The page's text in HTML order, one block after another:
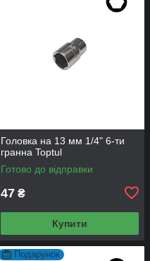
Головка на 13 мм 1/4" 6-ти
гранна Toptul
Готово до відправки
47 ₴
Купити
Подарунок